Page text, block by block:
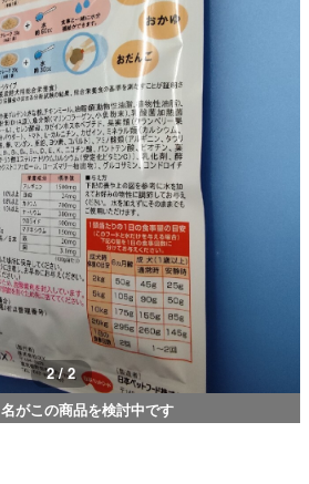
1 / 2
名がこの商品を検討中です